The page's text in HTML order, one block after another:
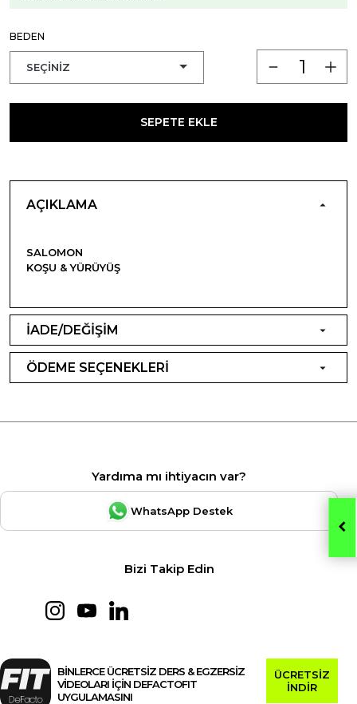
BEDEN
SEPETE EKLE
AÇIKLAMA
SALOMON
KOŞU & YÜRÜYÜŞ
İADE/DEĞİŞİM
ÖDEME SEÇENEKLERİ
Yardıma mı ihtiyacın var?
WhatsApp Destek
Bizi Takip Edin
BİNLERCE ÜCRETSİZ DERS & EGZERSİZ
VİDEOLARI İÇİN DEFACTOFIT
UYGULAMASINI
ÜCRETSİZ
İNDİR